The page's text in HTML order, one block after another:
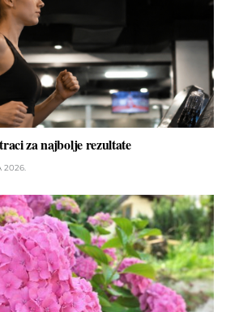
za najbolje rezultate
2026.